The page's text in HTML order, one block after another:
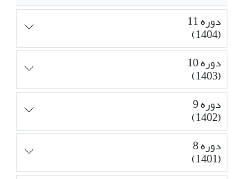
دوره 11
(1404)
دوره 10
(1403)
دوره 9
(1402)
دوره 8
(1401)